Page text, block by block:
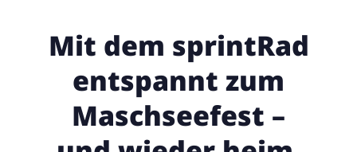
Mit dem sprintRad
entspannt zum
Maschseefest –